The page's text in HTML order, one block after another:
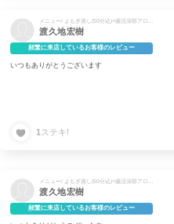
渡久地宏樹
頻繁に来店しているお客様のレビュー
いつもありがとうございます
1 ステキ!
渡久地宏樹
頻繁に来店しているお客様のレビュー